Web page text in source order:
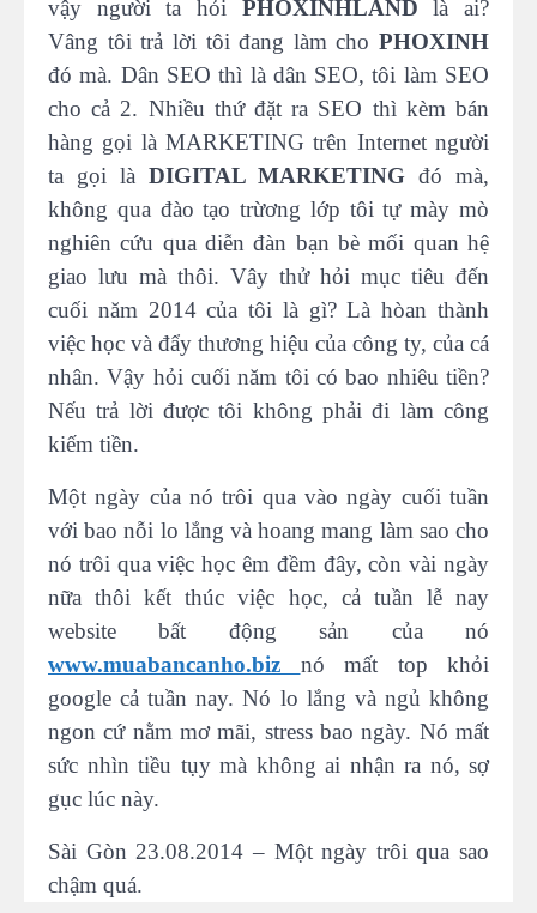
vậy người ta hỏi PHOXINHLAND là ai?
Vâng tôi trả lời tôi đang làm cho PHOXINH
đó mà. Dân SEO thì là dân SEO, tôi làm SEO
cho cả 2. Nhiều thứ đặt ra SEO thì kèm bán
hàng gọi là MARKETING trên Internet người
ta gọi là DIGITAL MARKETING đó mà,
không qua đào tạo trừơng lớp tôi tự mày mò
nghiên cứu qua diễn đàn bạn bè mối quan hệ
giao lưu mà thôi. Vây thử hỏi mục tiêu đến
cuối năm 2014 của tôi là gì? Là hòan thành
việc học và đẩy thương hiệu của công ty, của cá
nhân. Vậy hỏi cuối năm tôi có bao nhiêu tiền?
Nếu trả lời được tôi không phải đi làm công
kiếm tiền.
Một ngày của nó trôi qua vào ngày cuối tuần
với bao nỗi lo lắng và hoang mang làm sao cho
nó trôi qua việc học êm đềm đây, còn vài ngày
nữa thôi kết thúc việc học, cả tuần lễ nay
website bất động sản của nó
www.muabancanho.biz
nó mất top khỏi
google cả tuần nay. Nó lo lắng và ngủ không
ngon cứ nằm mơ mãi, stress bao ngày. Nó mất
sức nhìn tiều tụy mà không ai nhận ra nó, sợ
gục lúc này.
Sài Gòn 23.08.2014 – Một ngày trôi qua sao
chậm quá.